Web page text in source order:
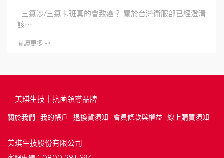
三氯沙/三氯卡班真的會致癌？ 關於台灣衛服部已經澄清
該⋯
閱讀更多 ->
｜美琪生技｜抗菌領導品牌
關於我們 我的帳戶 退換貨須知 會員條款與權益 線上購買須知
美琪生技股份有限公司